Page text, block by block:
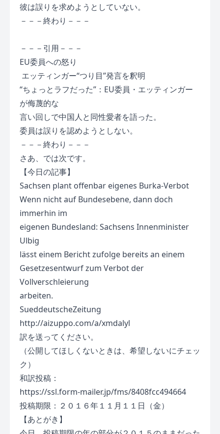
彼は誤りを求めようとしていない。
－－－終わり－－－
－－－引用－－－
EU委員への怒り
エッティンガー“つり目”発言を釈明
“ちょっとラフだった”：EU委員・エッティンガー
が侮蔑的な
言い回しで中国人と同性愛者を語った。
委員は誤りを認めようとしない。
－－－終わり－－－
さあ、では次です。
【今日の記事】
Sachsen plant offenbar eigenes Burka-Verbot
Wenn nicht auf Bundesebene, dann doch
immerhin im
eigenen Bundesland: Sachsens Innenminister
Ulbig
lässt einem Bericht zufolge bereits an einem
Gesetzesentwurf zum Verbot der
Vollverschleierung
arbeiten.
SueddeutscheZeitung
http://aizuppo.com/a/xmdalyl
訳を送ってください。
（公開してほしくないときは、希望しないにチェッ
ク）
和訳投稿：
https://ssl.form-mailer.jp/fms/8408fcc494664
投稿期限：２０１６年１１月１１日（金）
【あとがき】